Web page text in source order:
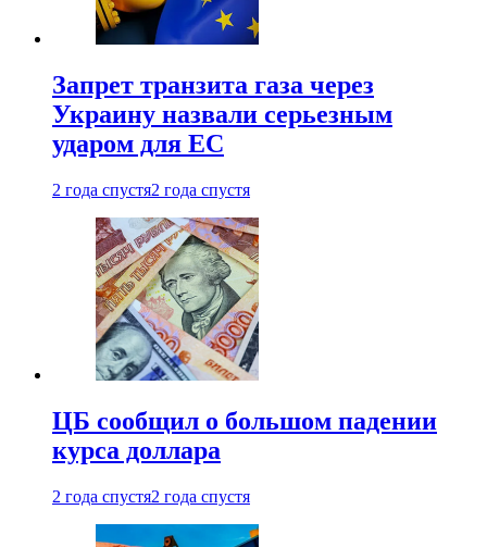
Запрет транзита газа через
Украину назвали серьезным
ударом для ЕС
2 года спустя2 года спустя
ЦБ сообщил о большом падении
курса доллара
2 года спустя2 года спустя